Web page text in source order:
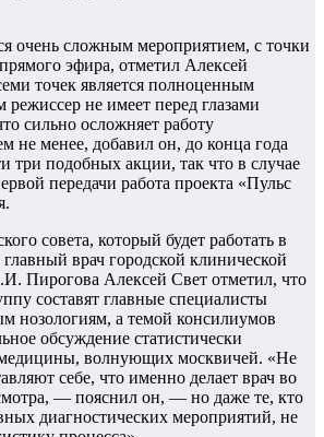
очень сложным мероприятием, с точки
эфира, отметил Алексей
точек является полноценным
режиссер не имеет перед глазами
сильно осложняет работу
не менее, добавил он, до конца года
три подобных акции, так что в случае
передачи работа проекта «Пульс
совета, который будет работать в
врач городской клинической
Пирогова Алексей Свет отметил, что
составят главные специалисты
нозологиям, а темой консилиумов
обсуждение статистически
волнующих москвичей. «Не
себе, что именно делает врач во
— пояснил он, — но даже те, кто
диагностических мероприятий, не